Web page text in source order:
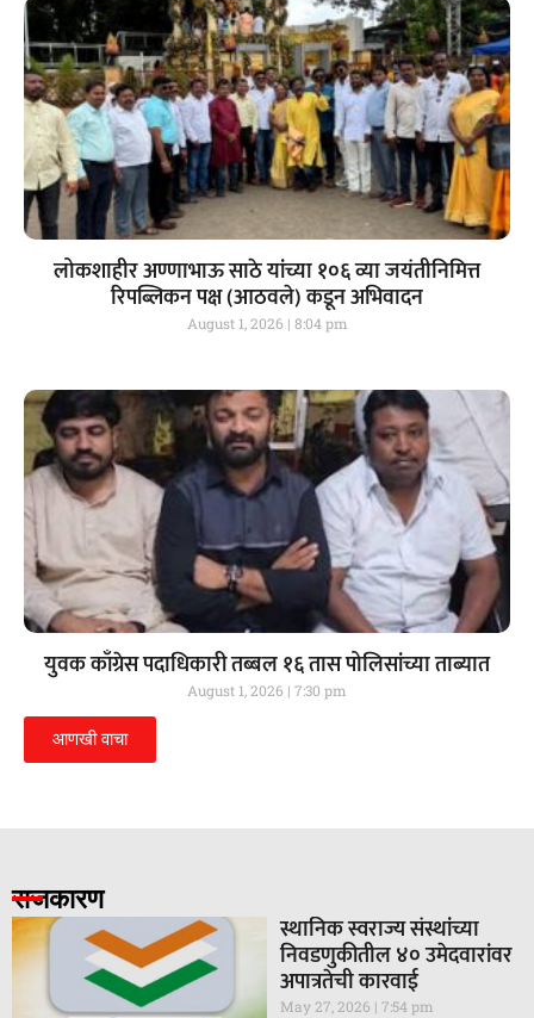
लोकशाहीर अण्णाभाऊ साठे यांच्या १०६ व्या जयंतीनिमित्त
रिपब्लिकन पक्ष (आठवले) कडून अभिवादन
August 1, 2026 8:04 pm
युवक काँग्रेस पदाधिकारी तब्बल १६ तास पोलिसांच्या ताब्यात
August 1, 2026 7:30 pm
आणखी वाचा
राजकारण
स्थानिक स्वराज्य संस्थांच्या
निवडणुकीतील ४० उमेदवारांवर
अपात्रतेची कारवाई
May 27, 2026 7:54 pm